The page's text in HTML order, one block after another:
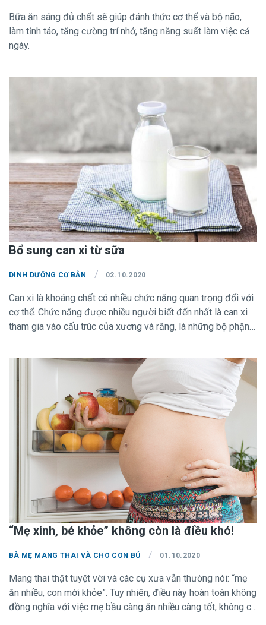
Bữa ăn sáng đủ chất sẽ giúp đánh thức cơ thể và bộ não,
làm tỉnh táo, tăng cường trí nhớ, tăng năng suất làm việc cả
ngày.
Bổ sung can xi từ sữa
DINH DƯỠNG CƠ BẢN / 02.10.2020
Can xi là khoáng chất có nhiều chức năng quan trọng đối với
cơ thể. Chức năng được nhiều người biết đến nhất là can xi
tham gia vào cấu trúc của xương và răng, là những bộ phận
“Mẹ xinh, bé khỏe” không còn là điều khó!
BÀ MẸ MANG THAI VÀ CHO CON BÚ / 01.10.2020
Mang thai thật tuyệt vời và các cụ xưa vẫn thường nói: “mẹ
ăn nhiều, con mới khỏe”. Tuy nhiên, điều này hoàn toàn không
đồng nghĩa với việc mẹ bầu càng ăn nhiều càng tốt, không có